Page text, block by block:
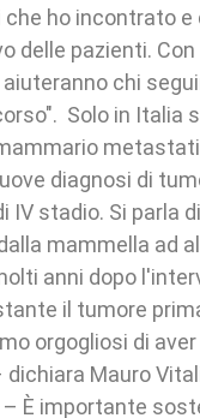
ho incontrato
delle pazienti.
chi
Solo in Italia
diagnosi di
IV stadio. Si parla
mammella ad
anni dopo
il tumore
orgogliosi di
Mauro
– È importante